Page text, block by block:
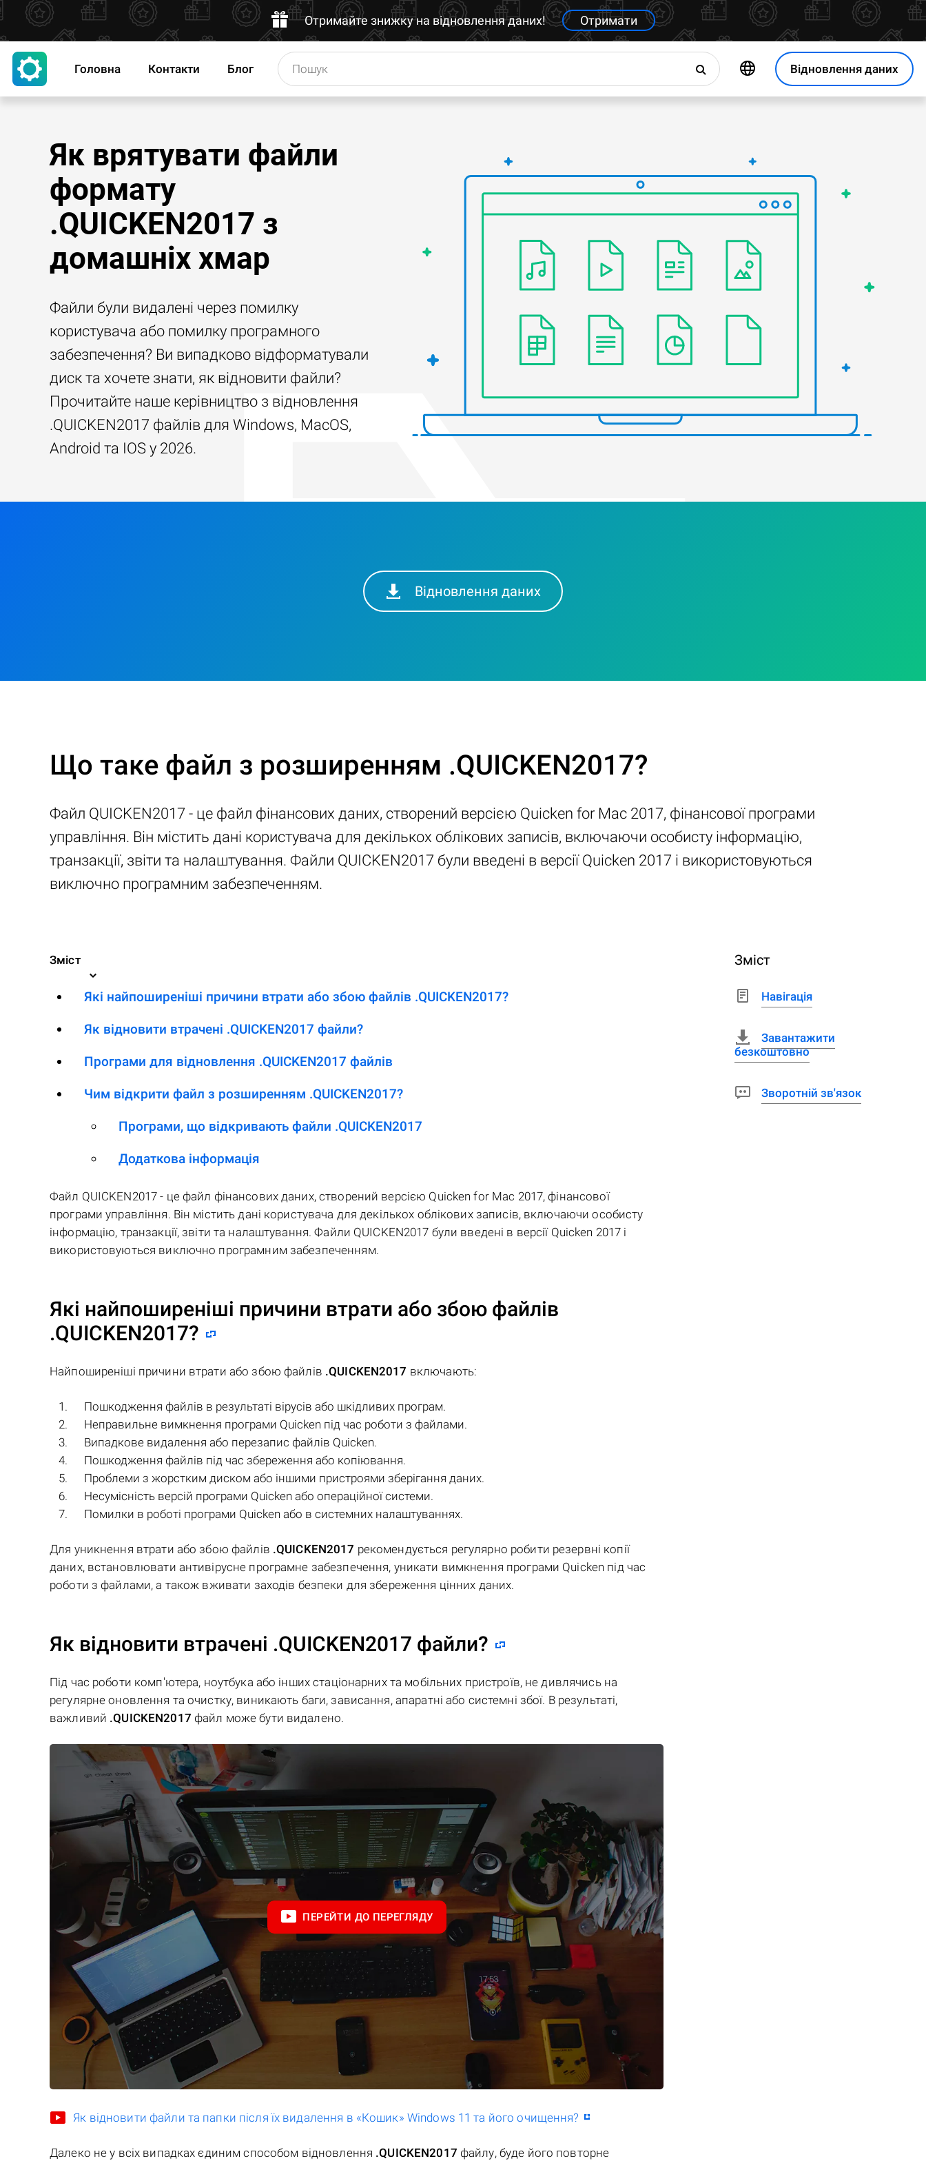
Отримайте знижку на відновлення даних! Отримати
Відновлення даних
Головна Контакти Блог
Як врятувати файли
формату
.QUICKEN2017 з
домашніх хмар
Файли були видалені через помилку
користувача або помилку програмного
забезпечення? Ви випадково відформатували
диск та хочете знати, як відновити файли?
Прочитайте наше керівництво з відновлення
.QUICKEN2017 файлів для Windows, MacOS,
Android та IOS у 2026.
Відновлення даних
Що таке файл з розширенням .QUICKEN2017?
Файл QUICKEN2017 - це файл фінансових даних, створений версією Quicken for Mac 2017, фінансової програми
управління. Він містить дані користувача для декількох облікових записів, включаючи особисту інформацію,
транзакції, звіти та налаштування. Файли QUICKEN2017 були введені в версії Quicken 2017 і використовуються
виключно програмним забезпеченням.
Зміст
Які найпоширеніші причини втрати або збою файлів .QUICKEN2017?
Як відновити втрачені .QUICKEN2017 файли?
Програми для відновлення .QUICKEN2017 файлів
Чим відкрити файл з розширенням .QUICKEN2017?
Програми, що відкривають файли .QUICKEN2017
Додаткова інформація
Файл QUICKEN2017 - це файл фінансових даних, створений версією Quicken for Mac 2017, фінансової
програми управління. Він містить дані користувача для декількох облікових записів, включаючи особисту
інформацію, транзакції, звіти та налаштування. Файли QUICKEN2017 були введені в версії Quicken 2017 і
використовуються виключно програмним забезпеченням.
Які найпоширеніші причини втрати або збою файлів
.QUICKEN2017?
Найпоширеніші причини втрати або збою файлів .QUICKEN2017 включають:
Пошкодження файлів в результаті вірусів або шкідливих програм.
Неправильне вимкнення програми Quicken під час роботи з файлами.
Випадкове видалення або перезапис файлів Quicken.
Пошкодження файлів під час збереження або копіювання.
Проблеми з жорстким диском або іншими пристроями зберігання даних.
Несумісність версій програми Quicken або операційної системи.
Помилки в роботі програми Quicken або в системних налаштуваннях.
Для уникнення втрати або збою файлів .QUICKEN2017 рекомендується регулярно робити резервні копії
даних, встановлювати антивірусне програмне забезпечення, уникати вимкнення програми Quicken під час
роботи з файлами, а також вживати заходів безпеки для збереження цінних даних.
Як відновити втрачені .QUICKEN2017 файли?
Під час роботи комп'ютера, ноутбука або інших стаціонарних та мобільних пристроїв, не дивлячись на
регулярне оновлення та очистку, виникають баги, зависання, апаратні або системні збої. В результаті,
важливий .QUICKEN2017 файл може бути видалено.
ПЕРЕЙТИ ДО ПЕРЕГЛЯДУ
Як відновити файли та папки після їх видалення в «Кошик» Windows 11 та його очищення?
Далеко не у всіх випадках єдиним способом відновлення .QUICKEN2017 файлу, буде його повторне
Зміст
Навігація
Завантажити
безкоштовно
Зворотній зв'язок